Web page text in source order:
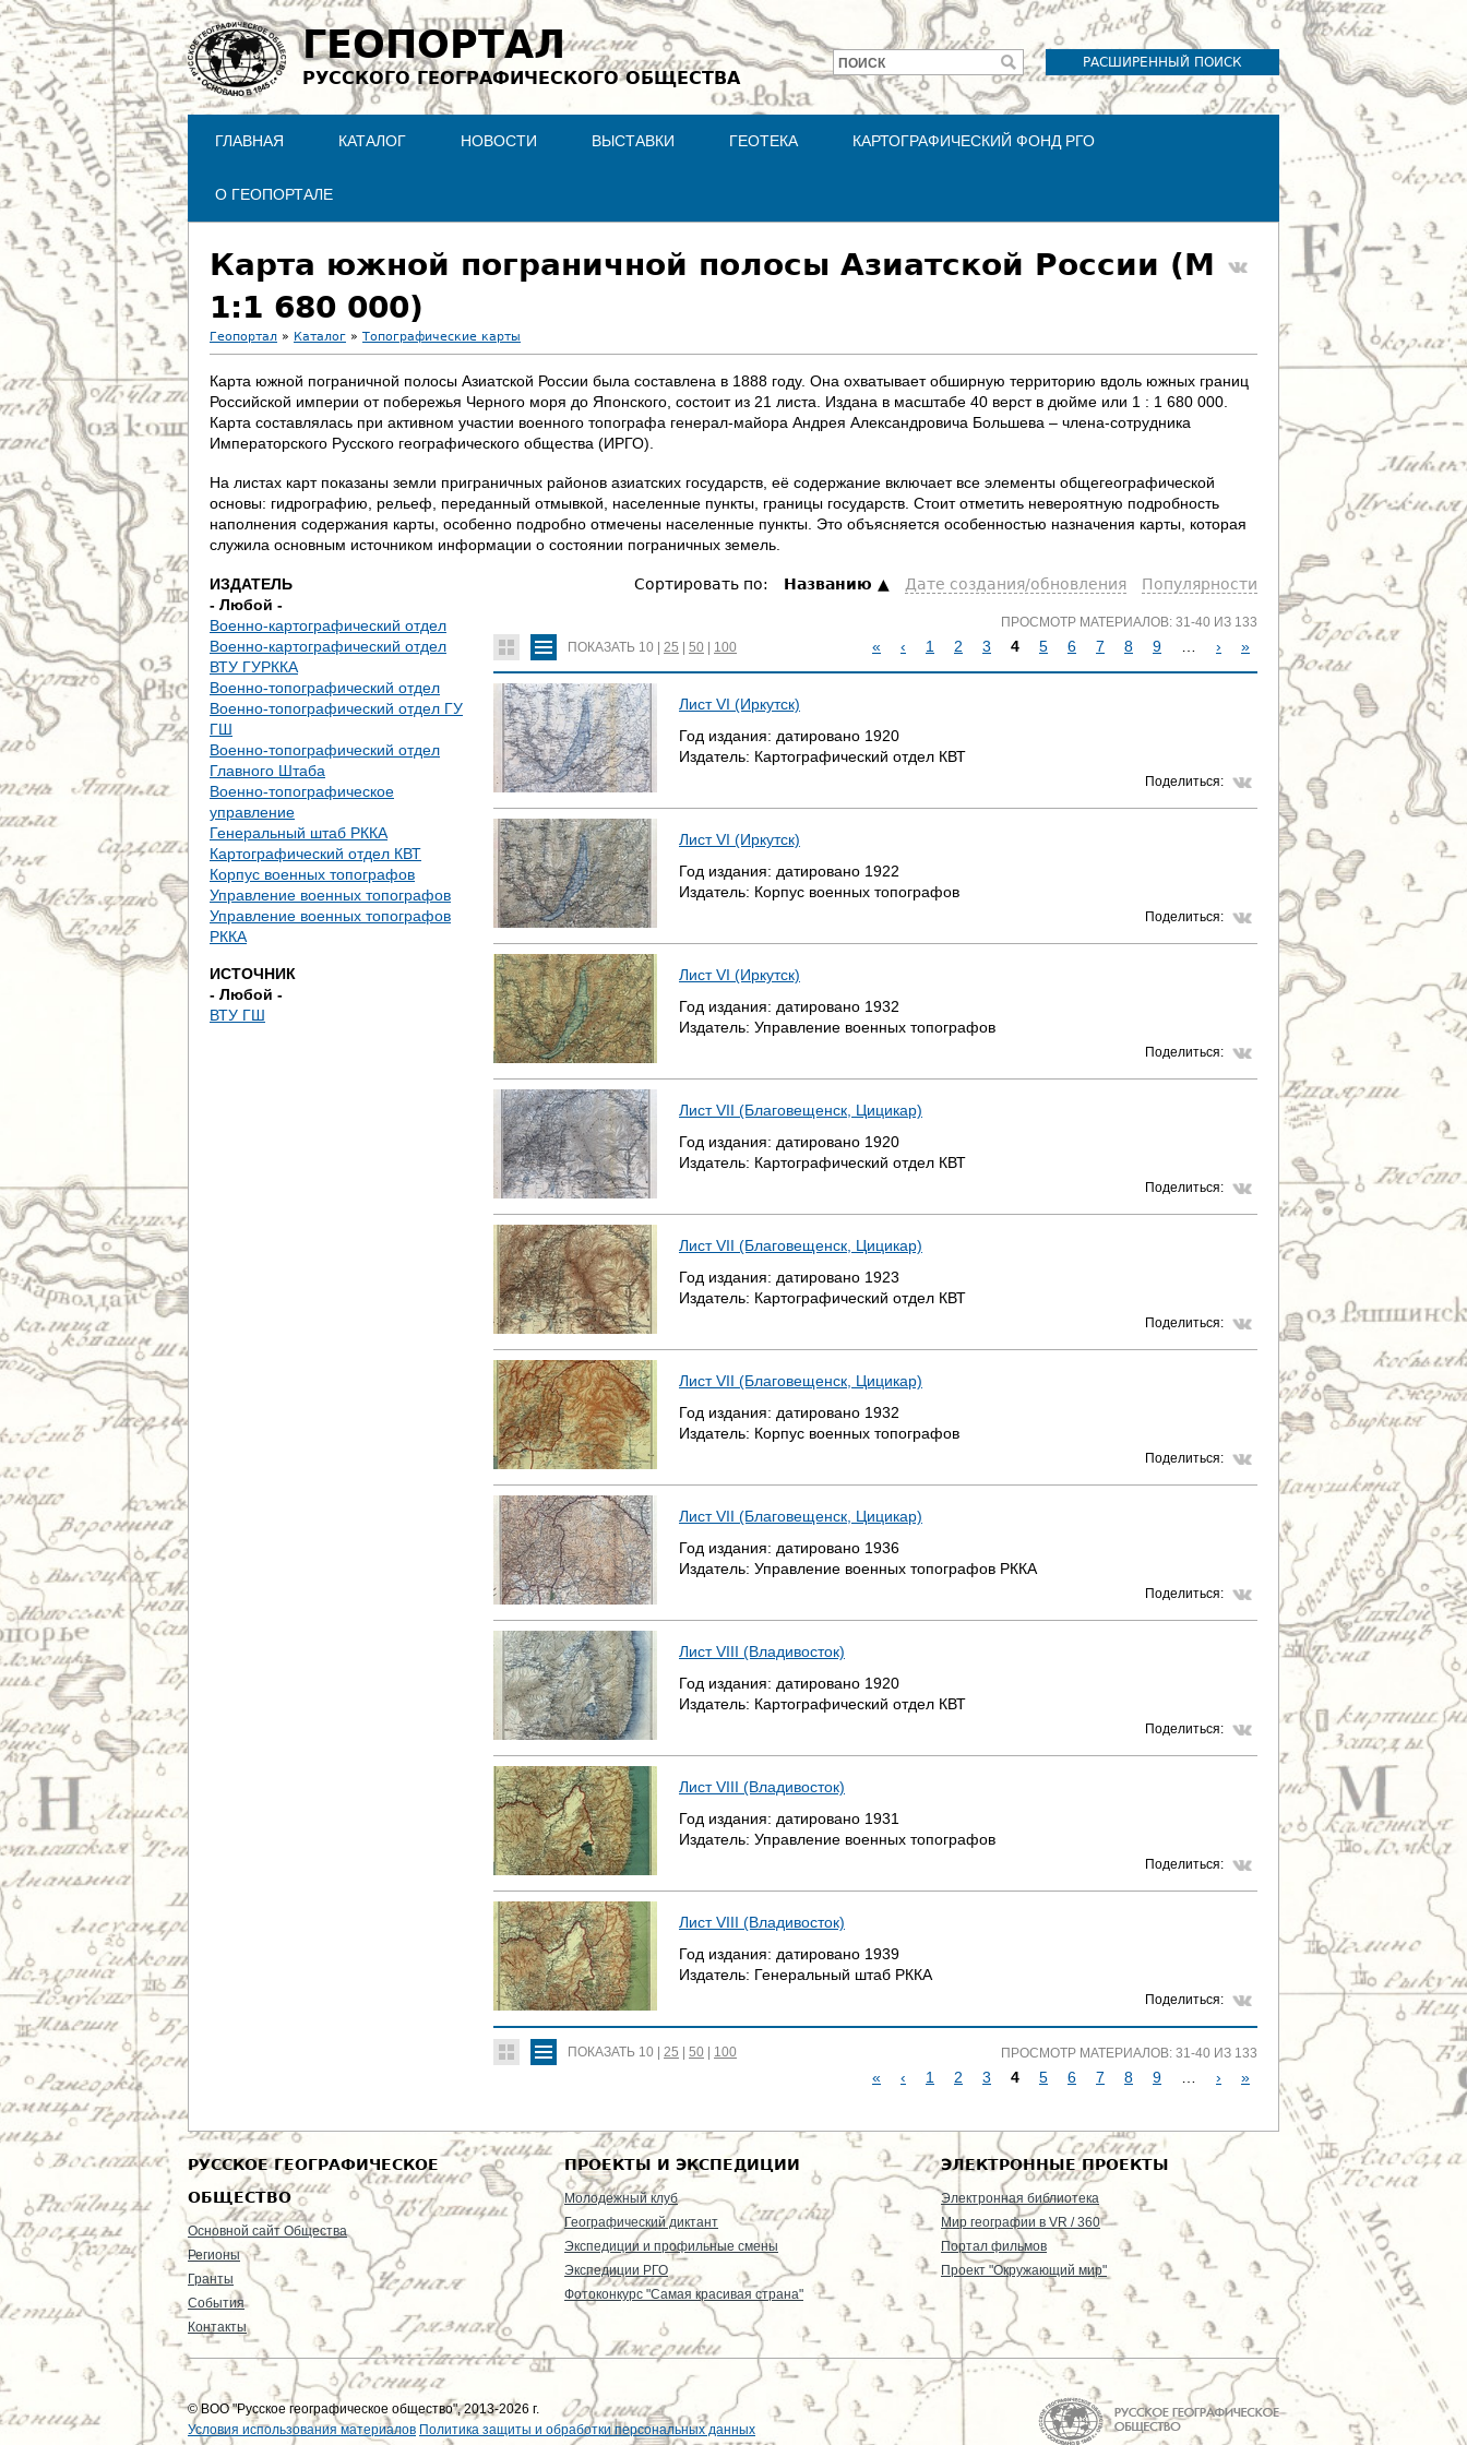
Jump to navigation
ГЕОПОРТАЛ
РУССКОГО ГЕОГРАФИЧЕСКОГО ОБЩЕСТВА
РАСШИРЕННЫЙ ПОИСК
Форма
поиска
ПОИСК
ГЛАВНАЯ КАТАЛОГ НОВОСТИ ВЫСТАВКИ ГЕОТЕКА КАРТОГРАФИЧЕСКИЙ ФОНД РГО
О ГЕОПОРТАЛЕ
Карта южной пограничной полосы Азиатской России (М
1:1 680 000)
В
ы
д
е
с
ь
Геопортал » Каталог » Топографические карты
Карта южной пограничной полосы Азиатской России была составлена в 1888 году. Она охватывает обширную территорию вдоль южных границ
Российской империи от побережья Черного моря до Японского, состоит из 21 листа. Издана в масштабе 40 верст в дюйме или 1 : 1 680 000.
Карта составлялась при активном участии военного топографа генерал-майора Андрея Александровича Большева – члена-сотрудника
Императорского Русского географического общества (ИРГО).
На листах карт показаны земли приграничных районов азиатских государств, её содержание включает все элементы общегеографической
основы: гидрографию, рельеф, переданный отмывкой, населенные пункты, границы государств. Стоит отметить невероятную подробность
наполнения содержания карты, особенно подробно отмечены населенные пункты. Это объясняется особенностью назначения карты, которая
служила основным источником информации о состоянии пограничных земель.
ИЗДАТЕЛЬ
- Любой -
Военно-картографический отдел
Военно-картографический отдел
ВТУ ГУРККА
Военно-топографический отдел
Военно-топографический отдел ГУ
ГШ
Военно-топографический отдел
Главного Штаба
Военно-топографическое
управление
Генеральный штаб РККА
Картографический отдел КВТ
Корпус военных топографов
Управление военных топографов
Управление военных топографов
РККА
ИСТОЧНИК
- Любой -
ВТУ ГШ
Сортировать по: Hазванию Дате создания/обновления Популярности
ПОКАЗАТЬ 10 | 25 | 50 | 100
ПРОСМОТР МАТЕРИАЛОВ: 31-40 ИЗ 133
С
Р
А
И
« ‹ 1 2 3 4 5 6 7 8 9 › »
Лист VI (Иркутск)
Год издания: датировано 1920
Издатель: Картографический отдел КВТ
Поделиться:
Лист VI (Иркутск)
Год издания: датировано 1922
Издатель: Корпус военных топографов
Поделиться:
Лист VI (Иркутск)
Год издания: датировано 1932
Издатель: Управление военных топографов
Поделиться:
Лист VII (Благовещенск, Цицикар)
Год издания: датировано 1920
Издатель: Картографический отдел КВТ
Поделиться:
Лист VII (Благовещенск, Цицикар)
Год издания: датировано 1923
Издатель: Картографический отдел КВТ
Поделиться:
Лист VII (Благовещенск, Цицикар)
Год издания: датировано 1932
Издатель: Корпус военных топографов
Поделиться:
Лист VII (Благовещенск, Цицикар)
Год издания: датировано 1936
Издатель: Управление военных топографов РККА
Поделиться:
Лист VIII (Владивосток)
Год издания: датировано 1920
Издатель: Картографический отдел КВТ
Поделиться:
Лист VIII (Владивосток)
Год издания: датировано 1931
Издатель: Управление военных топографов
Поделиться:
Лист VIII (Владивосток)
Год издания: датировано 1939
Издатель: Генеральный штаб РККА
Поделиться:
ПОКАЗАТЬ 10 | 25 | 50 | 100 ПРОСМОТР МАТЕРИАЛОВ: 31-40 ИЗ 133
А
Н
Ц
Ы
« ‹ 1 2 3 4 5 6 7 8 9 › »
РУССКОЕ ГЕОГРАФИЧЕСКОЕ
ОБЩЕСТВО
Основной сайт Общества
Регионы
Гранты
События
Контакты
ПРОЕКТЫ И ЭКСПЕДИЦИИ
Молодежный клуб
Географический диктант
Экспедиции и профильные смены
Экспедиции РГО
Фотоконкурс "Самая красивая страна"
ЭЛЕКТРОННЫЕ ПРОЕКТЫ
Электронная библиотека
Мир географии в VR / 360
Портал фильмов
Проект "Окружающий мир"
© ВОО "Русское географическое общество", 2013-2026 г.
Условия использования материалов Политика защиты и обработки персональных данных